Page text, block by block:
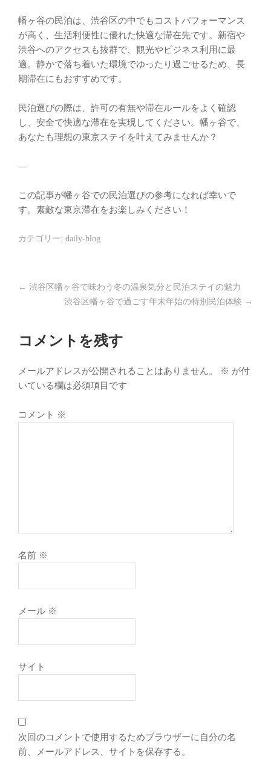
幡ヶ谷の民泊は、渋谷区の中でもコストパフォーマンス
が高く、生活利便性に優れた快適な滞在先です。新宿や
渋谷へのアクセスも抜群で、観光やビジネス利用に最
適。静かで落ち着いた環境でゆったり過ごせるため、長
期滞在にもおすすめです。
民泊選びの際は、許可の有無や滞在ルールをよく確認
し、安全で快適な滞在を実現してください。幡ヶ谷で、
あなたも理想の東京ステイを叶えてみませんか？
—
この記事が幡ヶ谷での民泊選びの参考になれば幸いで
す。素敵な東京滞在をお楽しみください！
カテゴリー: daily-blog
← 渋谷区幡ヶ谷で味わう冬の温泉気分と民泊ステイの魅力
渋谷区幡ヶ谷で過ごす年末年始の特別民泊体験 →
コメントを残す
メールアドレスが公開されることはありません。 ※ が付
いている欄は必須項目です
コメント ※
名前 ※
メール ※
サイト
次回のコメントで使用するためブラウザーに自分の名
前、メールアドレス、サイトを保存する。